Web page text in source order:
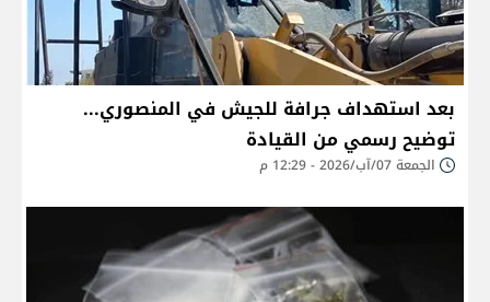
بعد استهداف جرافة للجيش في المنصوري...
توضيح رسمي من القيادة
الجمعة 07/آب/2026 - 12:29 م